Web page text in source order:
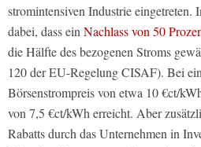
stromintensiven Industrie
dabei, dass einNachlass von 50
die Hälfte des bezogenen Stroms
120 der EU-Regelung CISAF). Bei
Börsenstrompreis von etwa 10 €ct/
von 7,5 €ct/kWh erreicht. Aber
Rabatts durch das Unternehmen in